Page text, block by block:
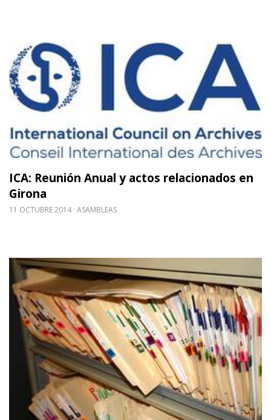
ICA: Reunión Anual y actos relacionados en
Girona
11 OCTUBRE 2014 ASAMBLEAS
Leer m�s sobre ICA: Reunión Anual y actos
Leer m�s sobre CAA: Jornadas Iberoamericanas